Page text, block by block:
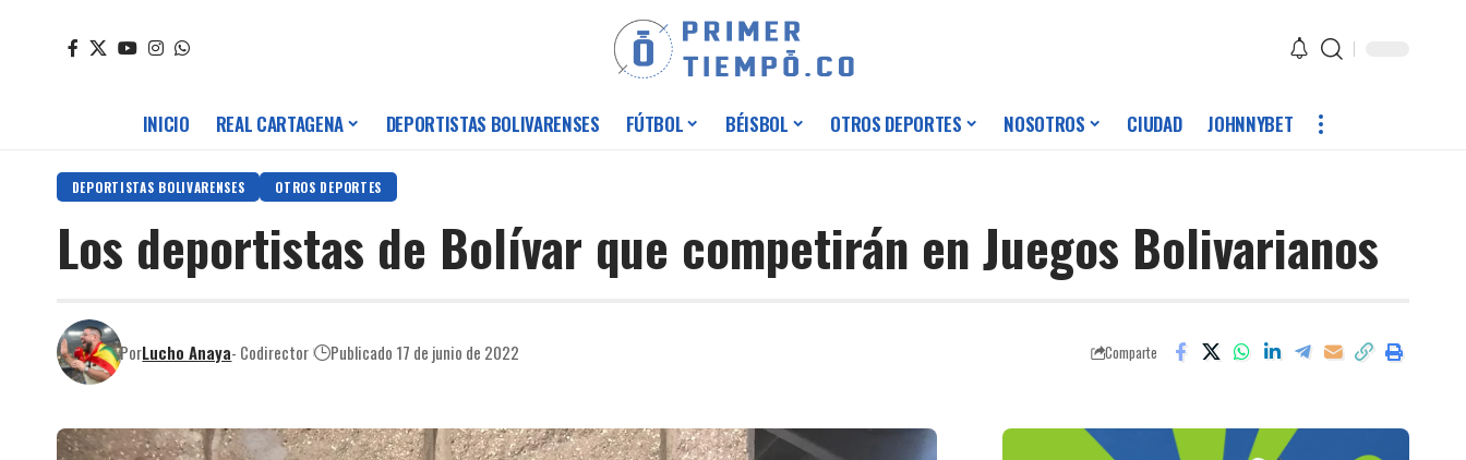
INICIO REAL CARTAGENA DEPORTISTAS BOLIVARENSES FÚTBOL BÉISBOL OTROS DEPORTES NOSOTROS CIUDAD JOHNNYBET
DEPORTISTAS BOLIVARENSES OTROS DEPORTES
Los deportistas de Bolívar que competirán en Juegos Bolivarianos
PorLucho Anaya- Codirector Publicado 17 de junio de 2022 Comparte